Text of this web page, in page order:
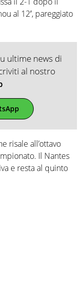
al 12′, pareggiato
ultime news di
al nostro
risale all’ottavo
Il Nantes
e resta al quinto